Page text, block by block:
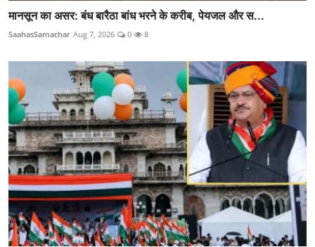
मानसून का असर: बंध बारैठा बांध भरने के करीब, पेयजल और स...
SaahasSamachar Aug 7, 2026 0 8